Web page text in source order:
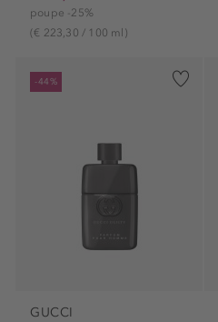
poupe -25%
(€ 223,30 / 100 ml)
-44%
GUCCI